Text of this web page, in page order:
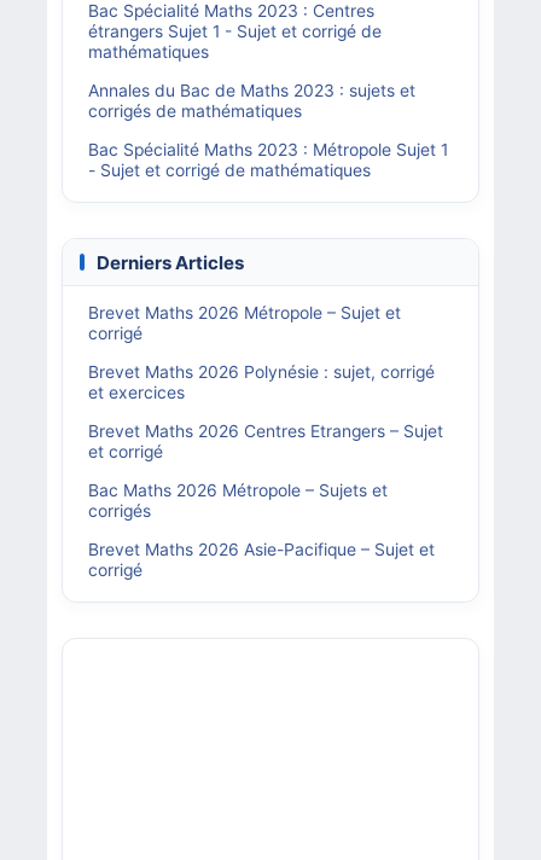
Bac Spécialité Maths 2023 : Centres
étrangers Sujet 1 - Sujet et corrigé de
mathématiques
Annales du Bac de Maths 2023 : sujets et
corrigés de mathématiques
Bac Spécialité Maths 2023 : Métropole Sujet 1
- Sujet et corrigé de mathématiques
Derniers Articles
Brevet Maths 2026 Métropole – Sujet et
corrigé
Brevet Maths 2026 Polynésie : sujet, corrigé
et exercices
Brevet Maths 2026 Centres Etrangers – Sujet
et corrigé
Bac Maths 2026 Métropole – Sujets et
corrigés
Brevet Maths 2026 Asie-Pacifique – Sujet et
corrigé